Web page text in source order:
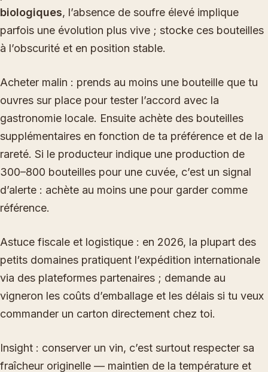
biologiques, l’absence de soufre élevé implique
parfois une évolution plus vive ; stocke ces bouteilles
à l’obscurité et en position stable.
Acheter malin : prends au moins une bouteille que tu
ouvres sur place pour tester l’accord avec la
gastronomie locale. Ensuite achète des bouteilles
supplémentaires en fonction de ta préférence et de la
rareté. Si le producteur indique une production de
300–800 bouteilles pour une cuvée, c’est un signal
d’alerte : achète au moins une pour garder comme
référence.
Astuce fiscale et logistique : en 2026, la plupart des
petits domaines pratiquent l’expédition internationale
via des plateformes partenaires ; demande au
vigneron les coûts d’emballage et les délais si tu veux
commander un carton directement chez toi.
Insight : conserver un vin, c’est surtout respecter sa
fraîcheur originelle — maintien de la température et